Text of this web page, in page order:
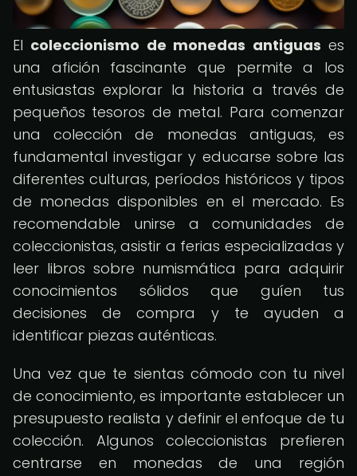
El coleccionismo de monedas antiguas es
una afición fascinante que permite a los
entusiastas explorar la historia a través de
pequeños tesoros de metal. Para comenzar
una colección de monedas antiguas, es
fundamental investigar y educarse sobre las
diferentes culturas, períodos históricos y tipos
de monedas disponibles en el mercado. Es
recomendable unirse a comunidades de
coleccionistas, asistir a ferias especializadas y
leer libros sobre numismática para adquirir
conocimientos sólidos que guíen tus
decisiones de compra y te ayuden a
identificar piezas auténticas.
Una vez que te sientas cómodo con tu nivel
de conocimiento, es importante establecer un
presupuesto realista y definir el enfoque de tu
colección. Algunos coleccionistas prefieren
centrarse en monedas de una región